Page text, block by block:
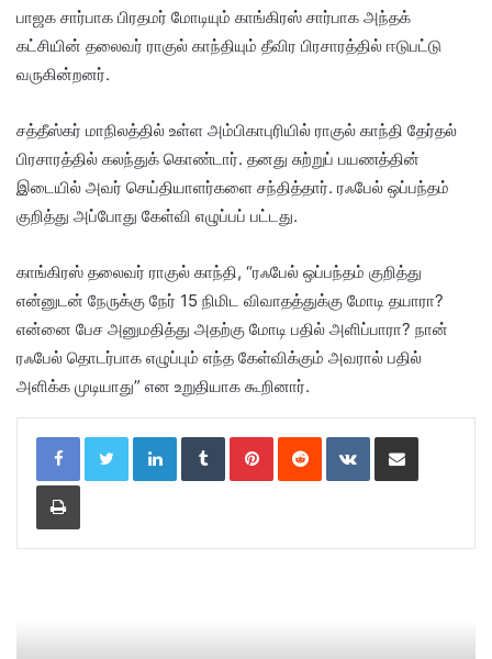
பாஜக சார்பாக பிரதமர் மோடியும் காங்கிரஸ் சார்பாக அந்தக்
கட்சியின் தலைவர் ராகுல் காந்தியும் தீவிர பிரசாரத்தில் ஈடுபட்டு
வருகின்றனர்.
சத்தீஸ்கர் மாநிலத்தில் உள்ள அம்பிகாபுரியில் ராகுல் காந்தி தேர்தல்
பிரசாரத்தில் கலந்துக் கொண்டார். தனது சுற்றுப் பயணத்தின்
இடையில் அவர் செய்தியாளர்களை சந்தித்தார். ரஃபேல் ஒப்பந்தம்
குறித்து அப்போது கேள்வி எழுப்பப் பட்டது.
காங்கிரஸ் தலைவர் ராகுல் காந்தி, “ரஃபேல் ஒப்பந்தம் குறித்து
என்னுடன் நேருக்கு நேர் 15 நிமிட விவாதத்துக்கு மோடி தயாரா?
என்னை பேச அனுமதித்து அதற்கு மோடி பதில் அளிப்பாரா? நான்
ரஃபேல் தொடர்பாக எழுப்பும் எந்த கேள்விக்கும் அவரால் பதில்
அளிக்க முடியாது” என உறுதியாக கூறினார்.
LinkedIn Tumblr Pinterest Reddit VKontakte
Print